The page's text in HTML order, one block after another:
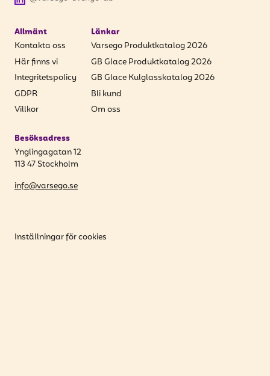
Allmänt
Kontakta oss
Här finns vi
Integritetspolicy
GDPR
Villkor
Länkar
Varsego Produktkatalog 2026
GB Glace Produktkatalog 2026
GB Glace Kulglasskatalog 2026
Bli kund
Om oss
Besöksadress
Ynglingagatan 12
113 47 Stockholm
info@varsego.se
Inställningar för cookies